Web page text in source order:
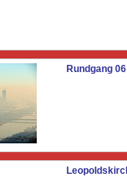
Rundgang 06